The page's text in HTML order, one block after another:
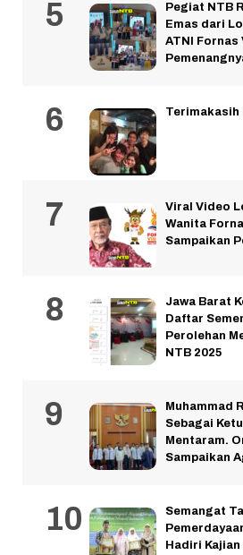
Pegiat NTB
Emas dari
ATNI Fornas
Terimakasih
Viral Video
Wanita
Sampaikan
Jawa Barat
Daftar
Perolehan
NTB 2025
Muhammad
Sebagai
Mentaram.
Sampaikan
Semangat
Hadiri Kajian